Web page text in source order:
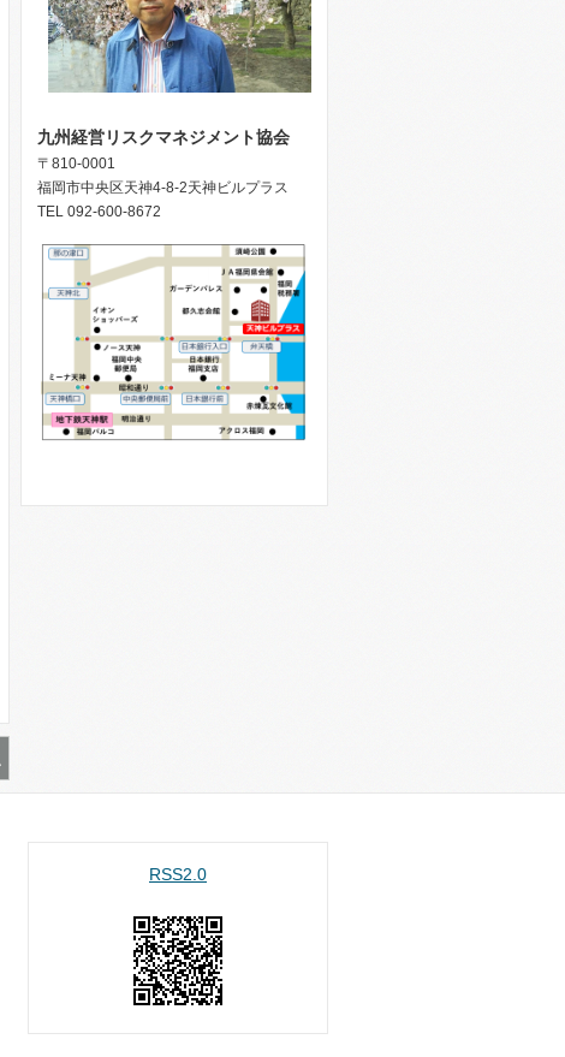
九州経営リスクマネジメント協会
〒810-0001
福岡市中央区天神4-8-2天神ビルプラス
TEL 092-600-8672
RSS2.0